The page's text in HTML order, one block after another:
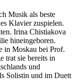
Musik als beste
Klavier zuspielen.
Irina Chistiakova
hineingeboren.
in Moskau bei Prof.
trat sie bereits in
und
Solistin und im Duett